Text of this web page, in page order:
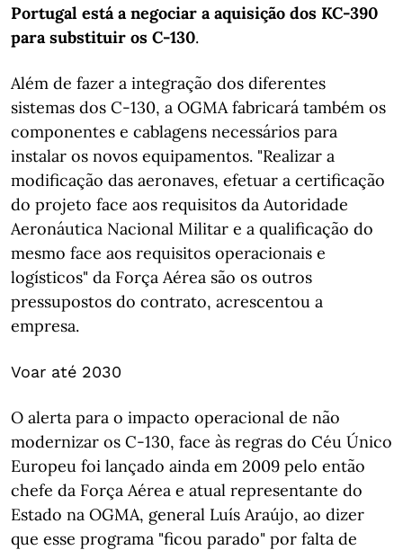
Portugal está a negociar a aquisição dos KC-390
para substituir os C-130.
Além de fazer a integração dos diferentes
sistemas dos C-130, a OGMA fabricará também os
componentes e cablagens necessários para
instalar os novos equipamentos. "Realizar a
modificação das aeronaves, efetuar a certificação
do projeto face aos requisitos da Autoridade
Aeronáutica Nacional Militar e a qualificação do
mesmo face aos requisitos operacionais e
logísticos" da Força Aérea são os outros
pressupostos do contrato, acrescentou a
empresa.
Voar até 2030
O alerta para o impacto operacional de não
modernizar os C-130, face às regras do Céu Único
Europeu foi lançado ainda em 2009 pelo então
chefe da Força Aérea e atual representante do
Estado na OGMA, general Luís Araújo, ao dizer
que esse programa "ficou parado" por falta de